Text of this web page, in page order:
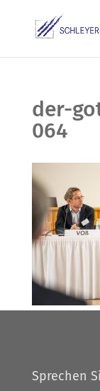
der-
064
Sprechen